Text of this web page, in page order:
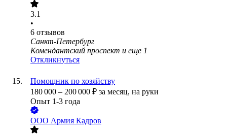
3.1
•
6 отзывов
Санкт-Петербург
Комендантский проспект и еще 1
Откликнуться
Помощник по хозяйству
180 000 – 200 000 ₽ за месяц, на руки
Опыт 1-3 года
ООО Армия Кадров